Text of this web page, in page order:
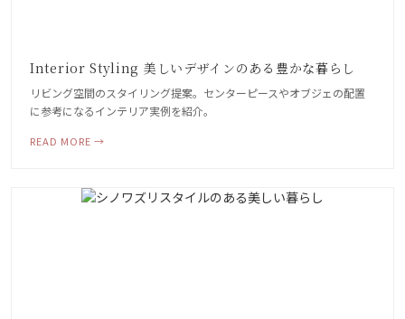
Interior Styling 美しいデザインのある豊かな暮らし
リビング空間のスタイリング提案。センターピースやオブジェの配置
に参考になるインテリア実例を紹介。
READ MORE →